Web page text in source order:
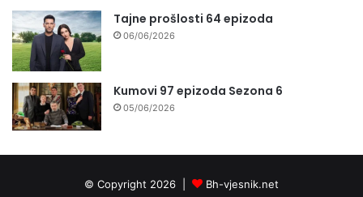
Tajne prošlosti 64 epizoda
06/06/2026
Kumovi 97 epizoda Sezona 6
05/06/2026
© Copyright 2026 | Bh-vjesnik.net